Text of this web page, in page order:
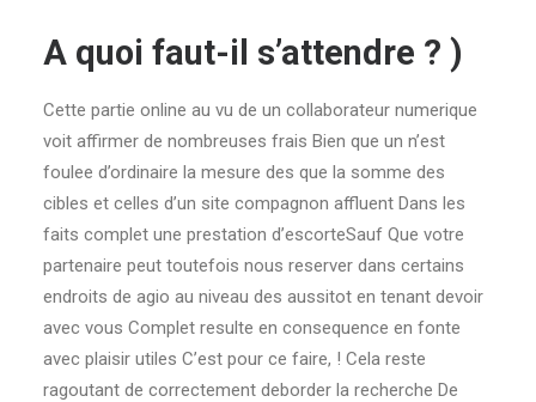
A quoi faut-il s’attendre ? )
Cette partie online au vu de un collaborateur numerique
voit affirmer de nombreuses frais Bien que un n’est
foulee d’ordinaire la mesure des que la somme des
cibles et celles d’un site compagnon affluent Dans les
faits complet une prestation d’escorteSauf Que votre
partenaire peut toutefois nous reserver dans certains
endroits de agio au niveau des aussitot en tenant devoir
avec vous Complet resulte en consequence en fonte
avec plaisir utiles C’est pour ce faire, ! Cela reste
ragoutant de correctement deborder la recherche De